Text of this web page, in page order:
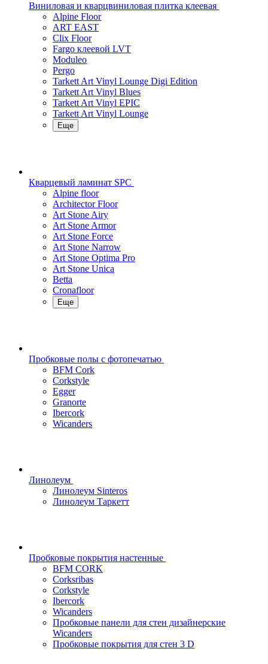
Виниловая и кварцвиниловая плитка клеевая
Alpine Floor
ART EAST
Clix Floor
Fargo клеевой LVT
Moduleo
Pergo
Tarkett Art Vinyl Lounge Digi Edition
Tarkett Art Vinyl Blues
Tarkett Art Vinyl EPIC
Tarkett Art Vinyl Lounge
Еще
Кварцевый ламинат SPC
Alpine floor
Architector Floor
Art Stone Airy
Art Stone Armor
Art Stone Force
Art Stone Narrow
Art Stone Optima Pro
Art Stone Unica
Betta
Cronafloor
Еще
Пробковые полы с фотопечатью
BFM Cork
Corkstyle
Egger
Granorte
Ibercork
Wicanders
Линолеум
Линолеум Sinteros
Линолеум Таркетт
Пробковые покрытия настенные
BFM CORK
Corksribas
Corkstyle
Ibercork
Wicanders
Пробковые панели для стен дизайнерские
Wicanders
Пробковые покрытия для стен 3 D